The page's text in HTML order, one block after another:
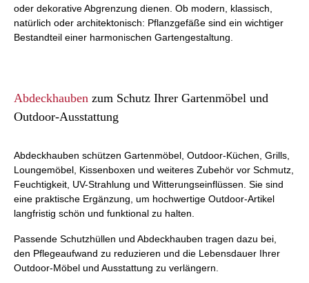
oder dekorative Abgrenzung dienen. Ob modern, klassisch,
natürlich oder architektonisch: Pflanzgefäße sind ein wichtiger
Bestandteil einer harmonischen Gartengestaltung.
Abdeckhauben zum Schutz Ihrer Gartenmöbel und
Outdoor-Ausstattung
Abdeckhauben schützen Gartenmöbel, Outdoor-Küchen, Grills,
Loungemöbel, Kissenboxen und weiteres Zubehör vor Schmutz,
Feuchtigkeit, UV-Strahlung und Witterungseinflüssen. Sie sind
eine praktische Ergänzung, um hochwertige Outdoor-Artikel
langfristig schön und funktional zu halten.
Passende Schutzhüllen und Abdeckhauben tragen dazu bei,
den Pflegeaufwand zu reduzieren und die Lebensdauer Ihrer
Outdoor-Möbel und Ausstattung zu verlängern.